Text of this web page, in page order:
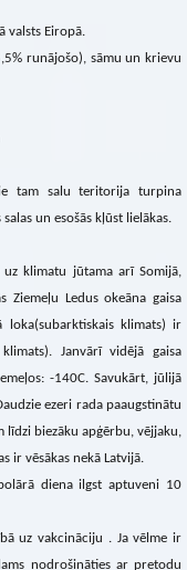
valsts Eiropā.
runājošo), sāmu un krievu
tam salu teritorija turpina
un esošās kļūst lielākas.
uz klimatu jūtama arī Somijā,
Ziemeļu Ledus okeāna gaisa
loka(subarktiskais klimats) ir
Janvārī vidējā gaisa
-140C. Savukārt, jūlijā
ezeri rada paaugstinātu
līdzi biezāku apģērbu, vējjaku,
ir vēsākas nekā Latvijā.
diena ilgst aptuveni 10
uz vakcināciju . Ja vēlme ir
nodrošināties ar pretodu